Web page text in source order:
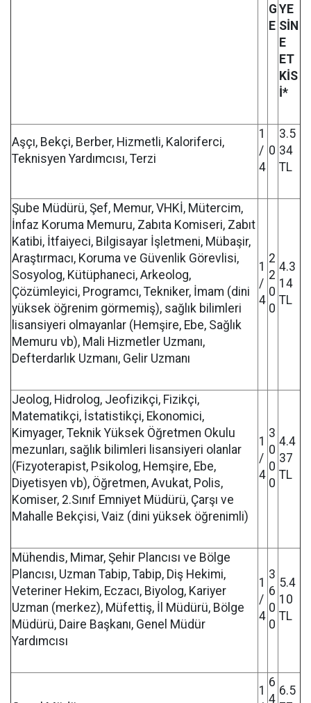
G
E
YE
SİN
E
ET
KİS
İ*
Aşçı, Bekçi, Berber, Hizmetli, Kaloriferci,
Teknisyen Yardımcısı, Terzi
1
/
4
0
3.5
34
TL
Şube Müdürü, Şef, Memur, VHKİ, Mütercim,
İnfaz Koruma Memuru, Zabıta Komiseri, Zabıt
Katibi, İtfaiyeci, Bilgisayar İşletmeni, Mübaşir,
Araştırmacı, Koruma ve Güvenlik Görevlisi,
Sosyolog, Kütüphaneci, Arkeolog,
Çözümleyici, Programcı, Tekniker, İmam (dini
yüksek öğrenim görmemiş), sağlık bilimleri
lisansiyeri olmayanlar (Hemşire, Ebe, Sağlık
Memuru vb), Mali Hizmetler Uzmanı,
Defterdarlık Uzmanı, Gelir Uzmanı
1
/
4
2
2
0
0
4.3
14
TL
Jeolog, Hidrolog, Jeofizikçi, Fizikçi,
Matematikçi, İstatistikçi, Ekonomici,
Kimyager, Teknik Yüksek Öğretmen Okulu
mezunları, sağlık bilimleri lisansiyeri olanlar
(Fizyoterapist, Psikolog, Hemşire, Ebe,
Diyetisyen vb), Öğretmen, Avukat, Polis,
Komiser, 2.Sınıf Emniyet Müdürü, Çarşı ve
Mahalle Bekçisi, Vaiz (dini yüksek öğrenimli)
1
/
4
3
0
0
0
4.4
37
TL
Mühendis, Mimar, Şehir Plancısı ve Bölge
Plancısı, Uzman Tabip, Tabip, Diş Hekimi,
Veteriner Hekim, Eczacı, Biyolog, Kariyer
Uzman (merkez), Müfettiş, İl Müdürü, Bölge
Müdürü, Daire Başkanı, Genel Müdür
Yardımcısı
1
/
4
3
6
0
0
5.4
10
TL
1
6
4
6.5